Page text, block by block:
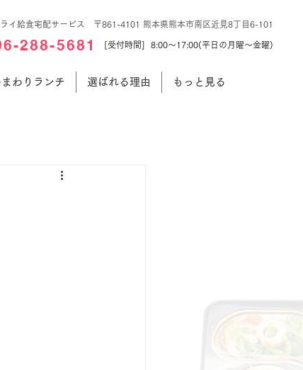
イ給食宅配サービス 〒861-4101 熊本県熊本市南区近見8丁目6-101
288-5681 [受付時間] 8:00～17:00(平日の月曜～金曜)
まわりランチ 選ばれる理由 もっと見る